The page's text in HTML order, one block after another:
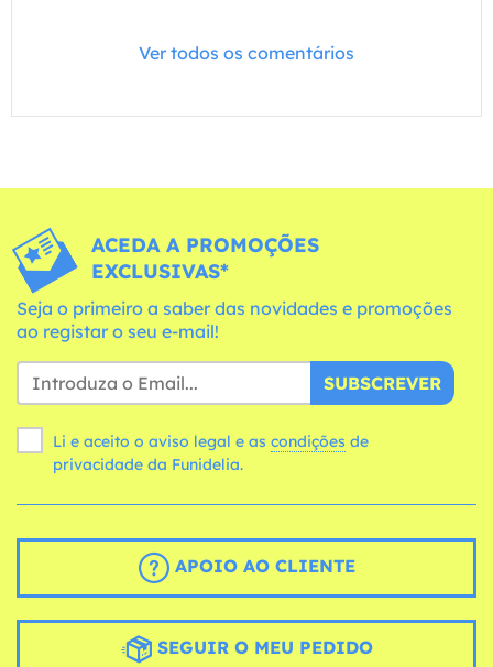
Ver todos os comentários
ACEDA A PROMOÇÕES
EXCLUSIVAS*
Seja o primeiro a saber das novidades e promoções
ao registar o seu e-mail!
SUBSCREVER
Li e aceito o aviso legal e as condições
privacidade da Funidelia.
APOIO AO CLIENTE
SEGUIR O MEU PEDIDO